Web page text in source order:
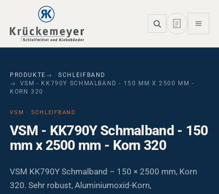
Skip to main navigation
Skip to main content
Skip to page footer
PRODUKTE
SCHLEIFBAND
VSM - KK790Y SCHMALBAND - 150 MM X 2500 MM -
KORN 320
VSM · SCHLEIFBAND
VSM - KK790Y Schmalband - 150
mm x 2500 mm - Korn 320
VSM KK790Y Schmalband – 150 × 2500 mm, Korn
320. Sehr robust, Aluminiumoxid-Korn,